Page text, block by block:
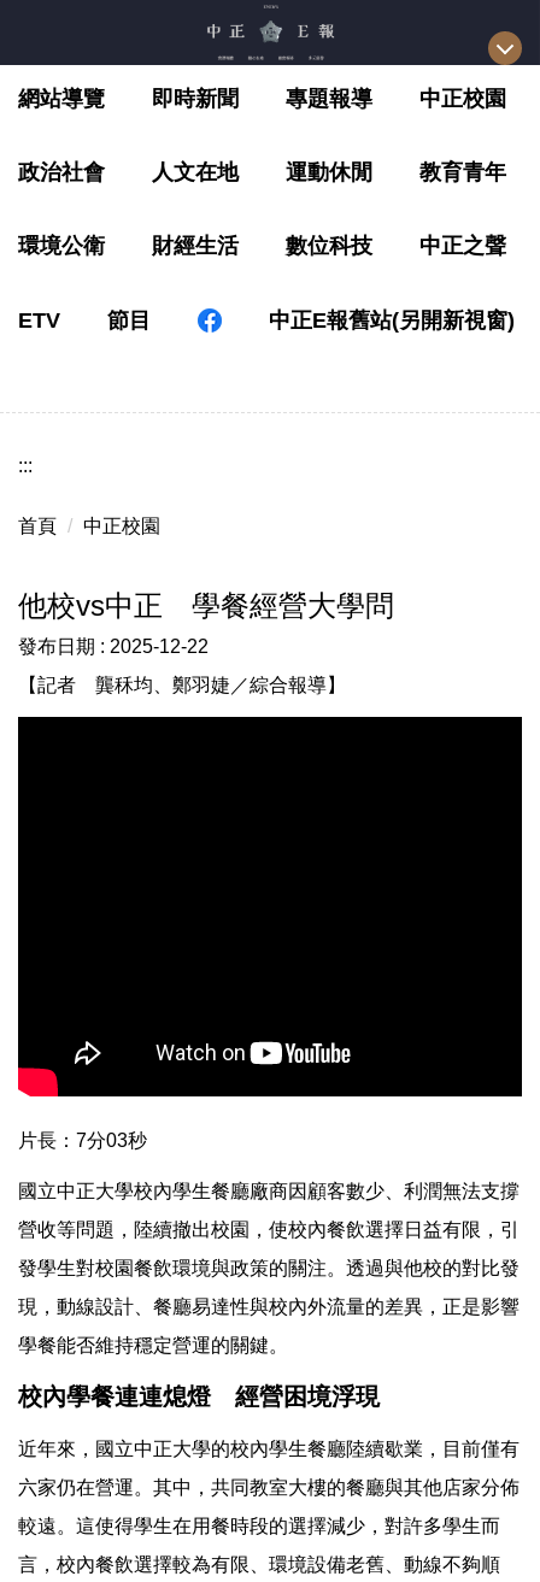
要
容
網站導覽 即時新聞 專題報導 中正校園
政治社會 人文在地 運動休閒 教育青年
環境公衛 財經生活 數位科技 中正之聲
ETV 節目 中正E報舊站(另開新視窗)
:::
首頁 中正校園
他校vs中正 學餐經營大學問
發布日期 : 2025-12-22
【記者 龔秝均、鄭羽婕／綜合報導】
片長：7分03秒
國立中正大學校內學生餐廳廠商因顧客數少、利潤無法支撐
營收等問題，陸續撤出校園，使校內餐飲選擇日益有限，引
發學生對校園餐飲環境與政策的關注。透過與他校的對比發
現，動線設計、餐廳易達性與校內外流量的差異，正是影響
學餐能否維持穩定營運的關鍵。
校內學餐連連熄燈 經營困境浮現
近年來，國立中正大學的校內學生餐廳陸續歇業，目前僅有
六家仍在營運。其中，共同教室大樓的餐廳與其他店家分佈
較遠。這使得學生在用餐時段的選擇減少，對許多學生而
言，校內餐飲選擇較為有限、環境設備老舊、動線不夠順